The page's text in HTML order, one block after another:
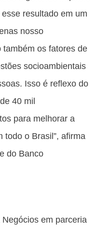
resultado em um
nosso
os fatores de
socioambientais
Isso é reflexo do
40 mil
para melhorar a
todo o Brasil”, afirma
do Banco
em parceria